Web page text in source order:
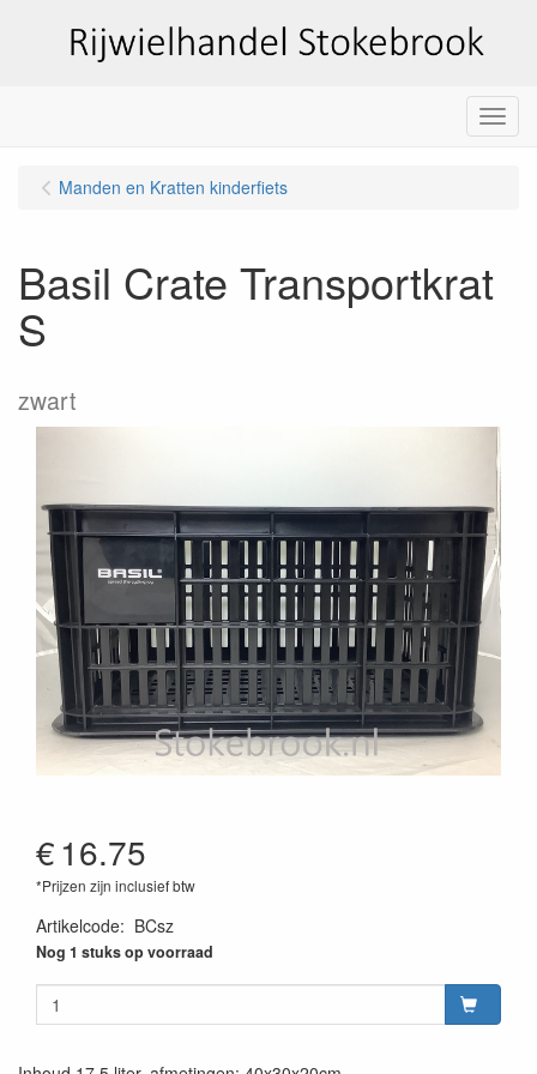
Menu
Manden en Kratten kinderfiets
Basil Crate Transportkrat
S
zwart
€16.75
*Prijzen zijn inclusief btw
Artikelcode: BCsz
Nog 1 stuks op voorraad